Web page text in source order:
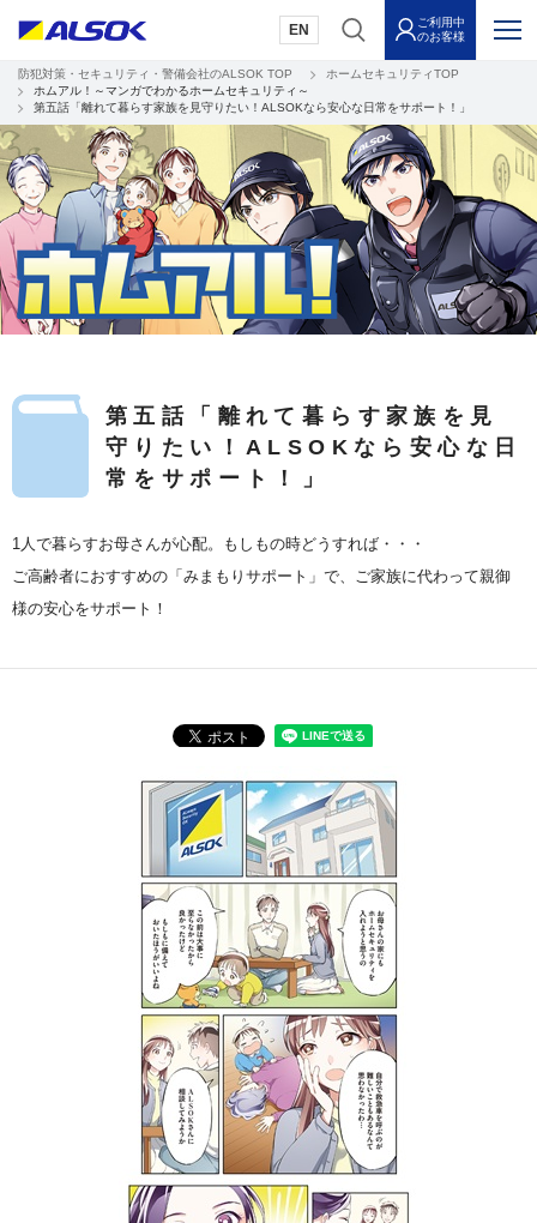
EN
ご利用中
のお客様
防犯対策・セキュリティ・警備会社のALSOK TOP
ホームセキュリティTOP
ホムアル！～マンガでわかるホームセキュリティ～
第五話「離れて暮らす家族を見守りたい！ALSOKなら安心な日常をサポート！」
第五話「離れて暮らす家族を見
守りたい！ALSOKなら安心な日
常をサポート！」
1人で暮らすお母さんが心配。もしもの時どうすれば・・・
ご高齢者におすすめの「みまもりサポート」で、ご家族に代わって親御
様の安心をサポート！